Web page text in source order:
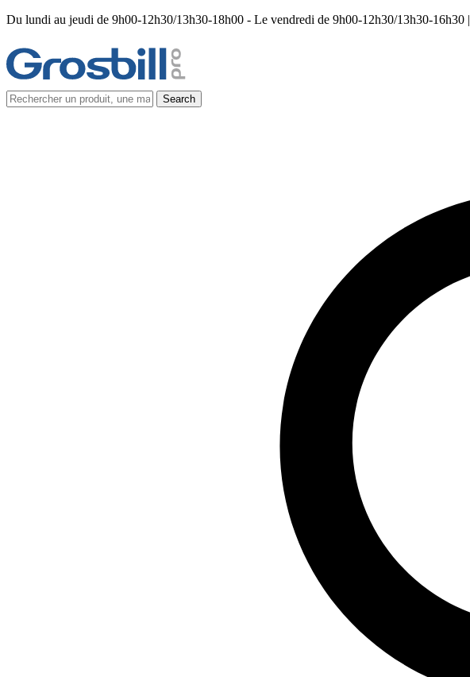
Du lundi au jeudi de 9h00-12h30/13h30-18h00 - Le vendredi de 9h00-12h30/13h30-16h30 |